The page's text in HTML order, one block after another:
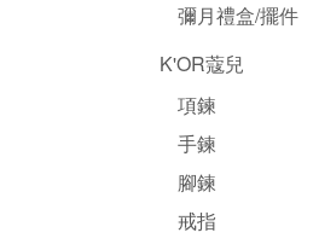
彌月禮盒/擺件
K'OR蔻兒
項鍊
手鍊
腳鍊
戒指